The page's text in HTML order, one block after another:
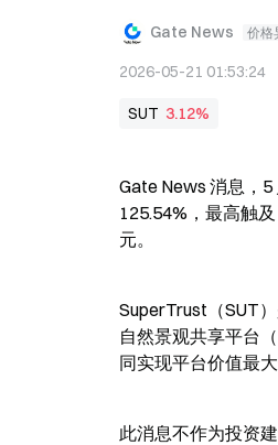
Gate News 价格
2026-05-21 01:53:24
SUT 3.12%
Gate News 消息，
125.54%，最高触
元。
SuperTrust（SUT
自然景观共享平台
同实现平台价值最大
此消息不作为投资